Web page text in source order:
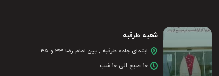
شعبه طرقبه
ابتدای جاده طرقبه , بین امام رضا ۳۳ و ۳۵
۱۰ صبح الی ۱۰ شب